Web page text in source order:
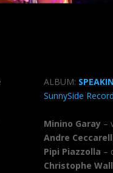
ALBUM:
SunnySide
Minino Garay–
Andre
Pipi Piazzolla –
Christophe